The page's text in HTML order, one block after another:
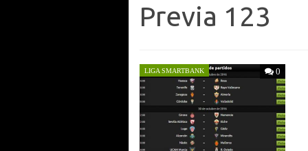
Previa 123
0
LIGA SMARTBANK